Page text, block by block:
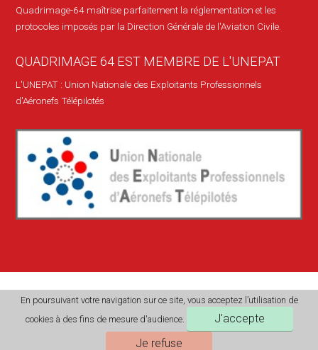
En poursuivant votre navigation sur ce site, vous acceptez l’utilisation de
cookies à des fins de mesure d'audience.
J'accepte
Je refuse
Quadrimage-64 maîtrise parfaitement la réglementation et les
protocoles imposés par la Direction Générale de l'Aviation Civile.
QUADRIMAGE 64 EST MEMBRE DE L'UNEPAT
L'UNEPAT : Union Nationale des Exploitants Professionnels
d'Aéronefs Télépilotés
Quadrimage-64| Conditions de vente| Mentions légales|